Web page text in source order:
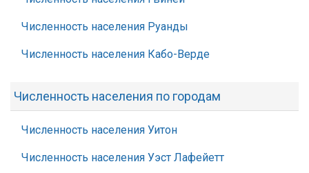
Численность населения Руанды
Численность населения Кабо-Верде
Численность населения по городам
Численность населения Уитон
Численность населения Уэст Лафейетт